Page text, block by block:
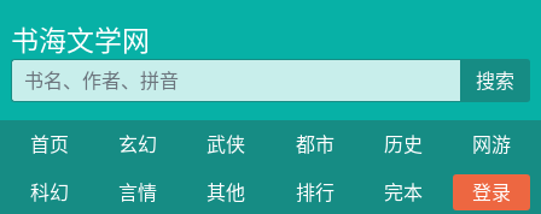
书海文学网
搜索
首页 玄幻 武侠 都市 历史
网游
科幻
言情 其他 排行 完本
登录